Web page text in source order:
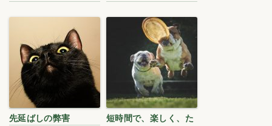
先延ばしの弊害
短時間で、楽しく、た